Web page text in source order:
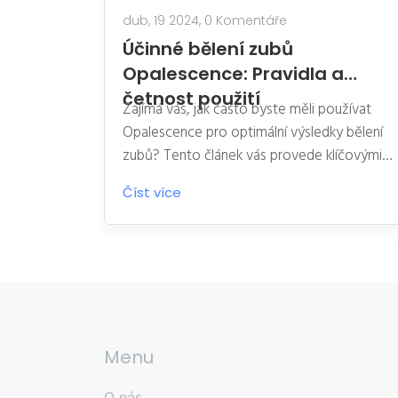
dub, 19 2024, 0 Komentáře
Účinné bělení zubů
Opalescence: Pravidla a
četnost použití
Zajímá vás, jak často byste měli používat
Opalescence pro optimální výsledky bělení
zubů? Tento článek vás provede klíčovými
informacemi o produktu Opalescence,
doporučeními pro jeho používání a účinnost.
Dozvíte se nejen četnost použití, ale také
Číst více
Menu